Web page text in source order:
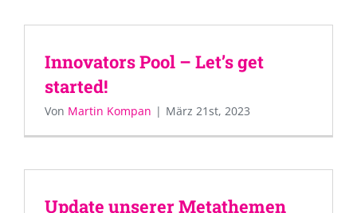
Innovators Pool – Let’s get
started!
Von Martin Kompan | März 21st, 2023
Update unserer Metathemen